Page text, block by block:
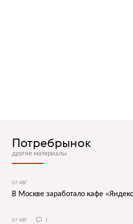
Потребрынок
другие материалы
07 АВГ
В Москве заработало кафе
07 АВГ 1